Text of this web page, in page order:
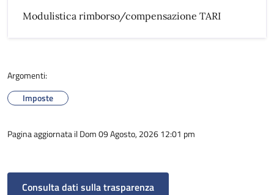
Modulistica rimborso/compensazione TARI
Argomenti:
Imposte
Pagina aggiornata il Dom 09 Agosto, 2026 12:01 pm
Consulta dati sulla trasparenza